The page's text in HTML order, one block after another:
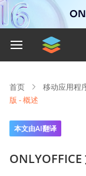
首页 移动应用程
版 - 概述
本文由AI翻译